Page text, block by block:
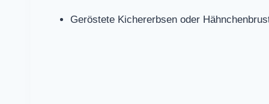
Geröstete Kichererbsen oder